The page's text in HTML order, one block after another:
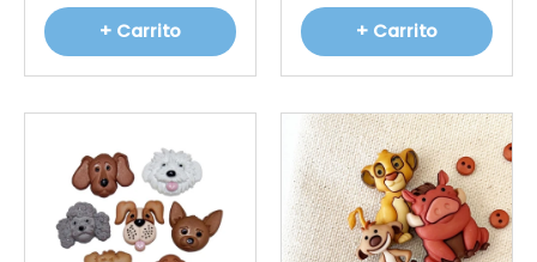
+ Carrito + Carrito